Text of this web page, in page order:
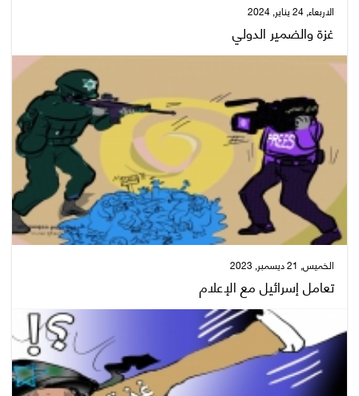
الاربعاء, 24 يناير, 2024
غزة والضمير الدولي
الخميس, 21 ديسمبر, 2023
تعامل إسرائيل مع الإعلام